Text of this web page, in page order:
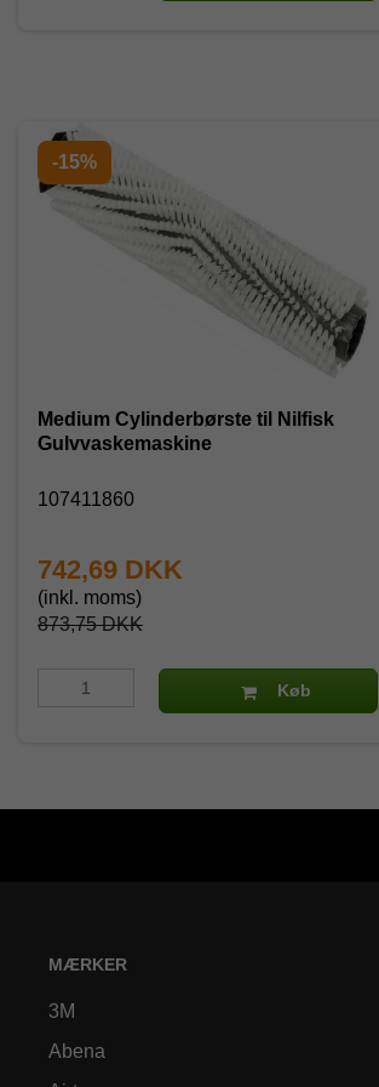
-15%
Medium Cylinderbørste til Nilfisk
Gulvvaskemaskine
107411860
873,75 DKK
742,69 DKK
(inkl. moms)
Køb
MÆRKER
3M
Abena